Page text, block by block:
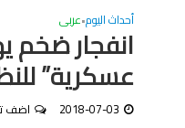
أحداث اليوم•عربى
انفجار ضخم
عسكرية”
2018-07-03 اضف